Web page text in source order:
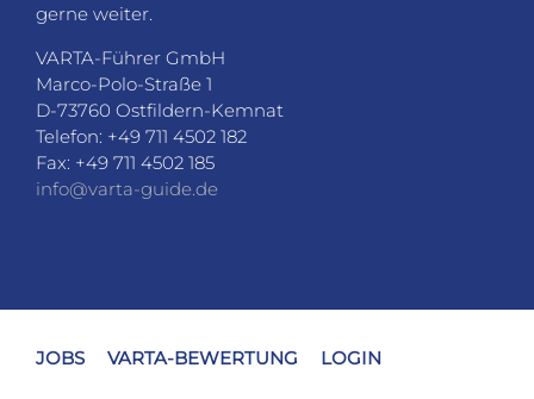
gerne weiter.
VARTA-Führer GmbH
Marco-Polo-Straße 1
D-73760 Ostfildern-Kemnat
Telefon: +49 711 4502 182
Fax: +49 711 4502 185
info@varta-guide.de
JOBS VARTA-BEWERTUNG LOGIN